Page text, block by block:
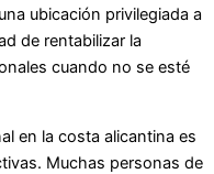
ubicación privilegiada a
de rentabilizar la
cuando no se esté
en la costa alicantina es
Muchas personas de